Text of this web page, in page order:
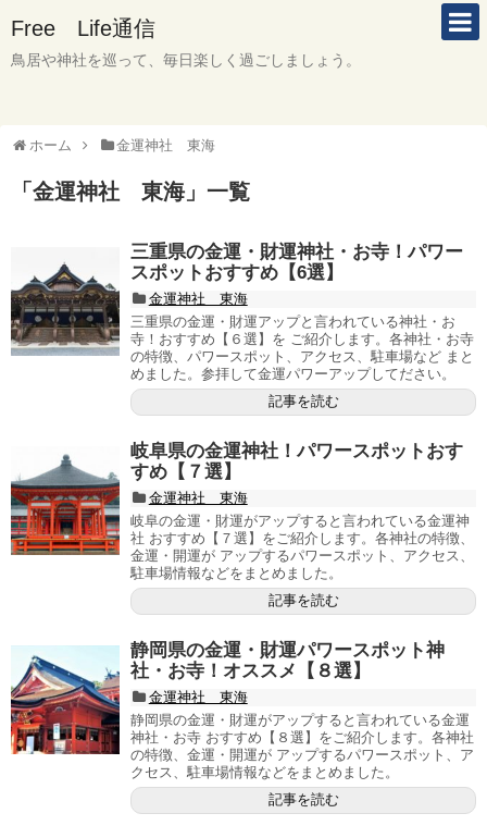
Free Life通信
鳥居や神社を巡って、毎日楽しく過ごしましょう。
ホーム 金運神社 東海
「 金運神社 東海」 一覧
三重県の金運・財運神社・お寺！パワー
スポットおすすめ【6選】
金運神社 東海
三重県の金運・財運アップと言われている神社・お
寺！おすすめ【６選】を ご紹介します。各神社・お寺
の特徴、パワースポット、アクセス、駐車場など まと
めました。参拝して金運パワーアップしてださい。
記事を読む
岐阜県の金運神社！パワースポットおす
すめ【７選】
金運神社 東海
岐阜の金運・財運がアップすると言われている金運神
社 おすすめ【７選】をご紹介します。各神社の特徴、
金運・開運が アップするパワースポット、アクセス、
駐車場情報などをまとめました。
記事を読む
静岡県の金運・財運パワースポット神
社・お寺！オススメ【８選】
金運神社 東海
静岡県の金運・財運がアップすると言われている金運
神社・お寺 おすすめ【８選】をご紹介します。各神社
の特徴、金運・開運が アップするパワースポット、ア
クセス、駐車場情報などをまとめました。
記事を読む